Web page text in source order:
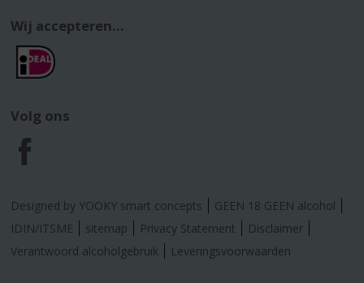
Wij accepteren...
Volg ons
F
a
c
Designed by YOOKY smart concepts
GEEN 18 GEEN alcohol
IDIN/ITSME
sitemap Privacy Statement
Disclaimer
Verantwoord alcoholgebruik
Leveringsvoorwaarden